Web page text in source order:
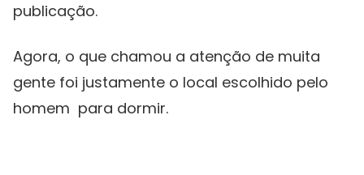
publicação.
Agora, o que chamou a atenção de muita
gente foi justamente o local escolhido pelo
homem para dormir.